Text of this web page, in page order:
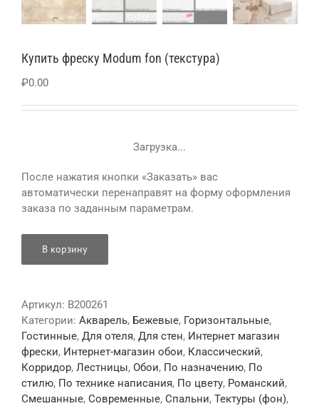
Купить фреску Modum fon (текстура)
₽0.00
Загрузка...
После нажатия кнопки «Заказать» вас
автоматически перенаправят на форму оформления
заказа по заданным параметрам.
В корзину
Артикул: B200261
Категории: Акварель, Бежевые, Горизонтальные,
Гостинные, Для отеля, Для стен, Интернет магазин
фрески, Интернет-магазин обои, Классический,
Корридор, Лестницы, Обои, По назначению, По
стилю, По технике написания, По цвету, Романский,
Смешанные, Современные, Спальни, Тектуры (фон),